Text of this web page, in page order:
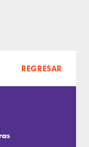
REGRESAR